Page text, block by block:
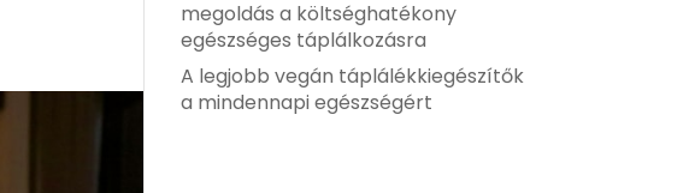
megoldás a költséghatékony
egészséges táplálkozásra
A legjobb vegán táplálékkiegészítők
a mindennapi egészségért